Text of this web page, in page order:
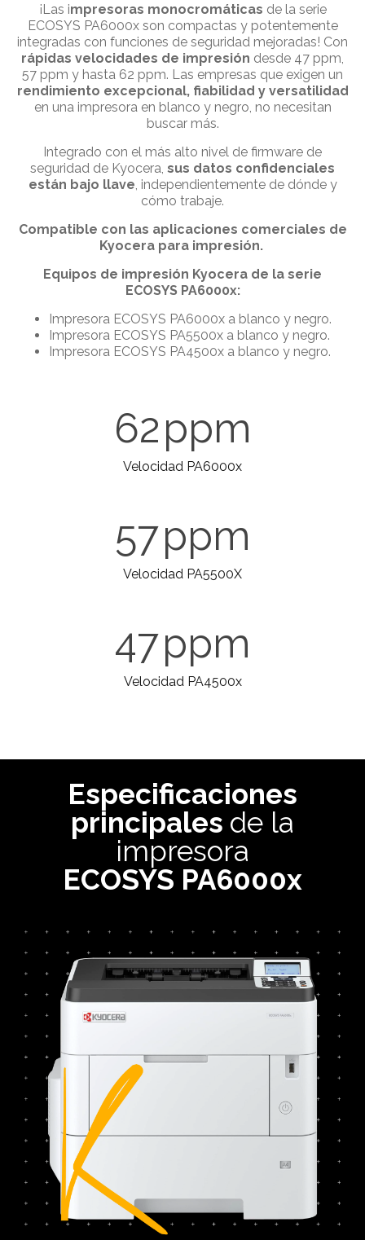
¡Las impresoras monocromáticas de la serie
ECOSYS PA6000x son compactas y potentemente
integradas con funciones de seguridad mejoradas! Con
rápidas velocidades de impresión desde 47 ppm,
57 ppm y hasta 62 ppm. Las empresas que exigen un
rendimiento excepcional, fiabilidad y versatilidad
en una impresora en blanco y negro, no necesitan
buscar más.
Integrado con el más alto nivel de firmware de
seguridad de Kyocera, sus datos confidenciales
están bajo llave , independientemente de dónde y
cómo trabaje.
Compatible con las aplicaciones comerciales de
Kyocera para impresión.
Equipos de impresión Kyocera de la serie
ECOSYS PA6000x:
Impresora ECOSYS PA6000x a blanco y negro.
Impresora ECOSYS PA5500x a blanco y negro.
Impresora ECOSYS PA4500x a blanco y negro.
62ppm
Velocidad PA6000x
57ppm
Velocidad PA5500X
47ppm
Velocidad PA4500x
Especificaciones
principales de la
impresora
ECOSYS PA6000x